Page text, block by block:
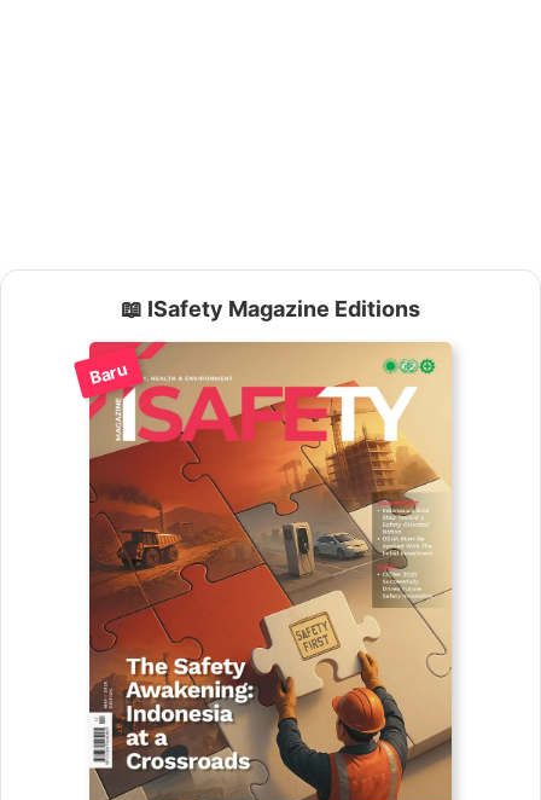
📖 ISafety Magazine Editions
Baru